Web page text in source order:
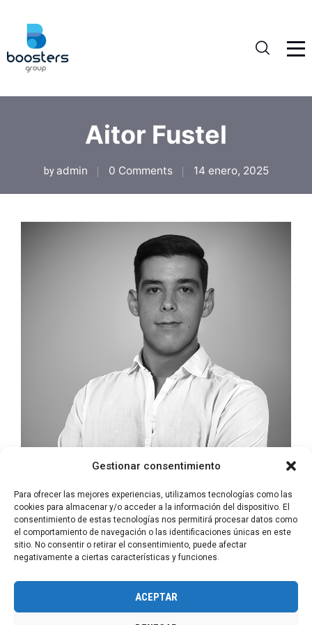
Gestionar consentimiento
Para ofrecer las mejores experiencias, utilizamos tecnologías como las
cookies para almacenar y/o acceder a la información del dispositivo. El
consentimiento de estas tecnologías nos permitirá procesar datos como
el comportamiento de navegación o las identificaciones únicas en este
sitio. No consentir o retirar el consentimiento, puede afectar
negativamente a ciertas características y funciones.
ACEPTAR
Aitor Fustel
by admin 0 Comments 14 enero, 2025
AitorFustel
PR&EVENTS